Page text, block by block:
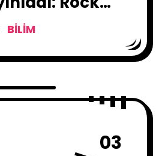
Kez de Bilime
BILIM
03